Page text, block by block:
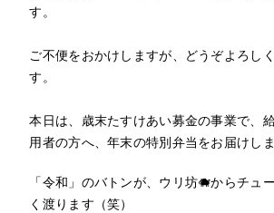
す。
ご不便をおかけしますが、どうぞよろし
す。
本日は、歳末たすけあい募金の事業で、
用者の方へ、年末の特別弁当をお届けしま
「令和」のバトンが、ウリ坊🐗からチュ
く渡ります（笑）